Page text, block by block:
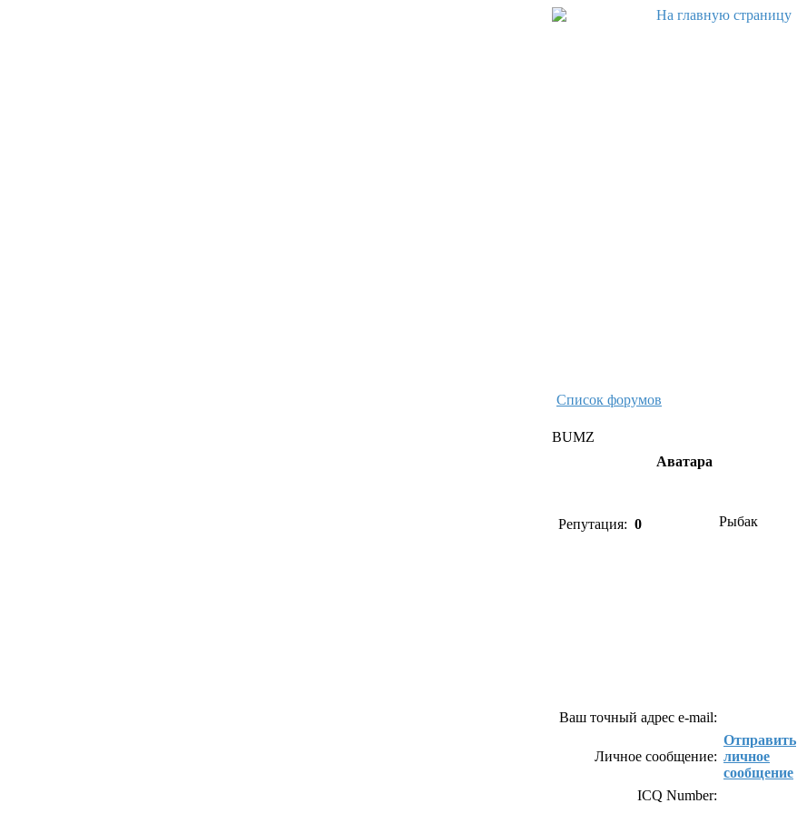
Список форумов
BUMZ
Аватара
Рыбак
Репутация: 0
Ваш точный адрес e-mail:
Личное сообщение:
Отправить
личное
сообщение
ICQ Number: